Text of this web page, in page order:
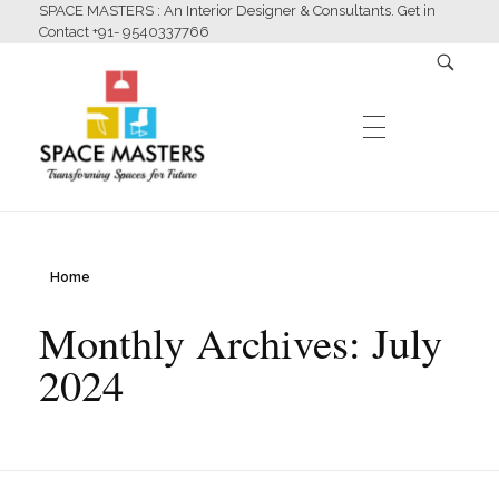
SPACE MASTERS : An Interior Designer & Consultants. Get in
Contact +91- 9540337766
ABOUT US
Home
Monthly Archives: July
2024